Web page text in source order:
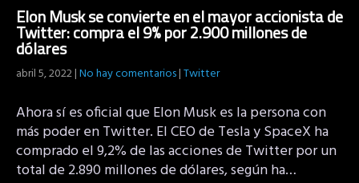
Elon Musk se convierte en el mayor accionista de
Twitter: compra el 9% por 2.900 millones de
dólares
abril 5, 2022|No hay comentarios|Twitter
Ahora sí es oficial que Elon Musk es la persona con
más poder en Twitter. El CEO de Tesla y SpaceX ha
comprado el 9,2% de las acciones de Twitter por un
total de 2.890 millones de dólares, según ha…